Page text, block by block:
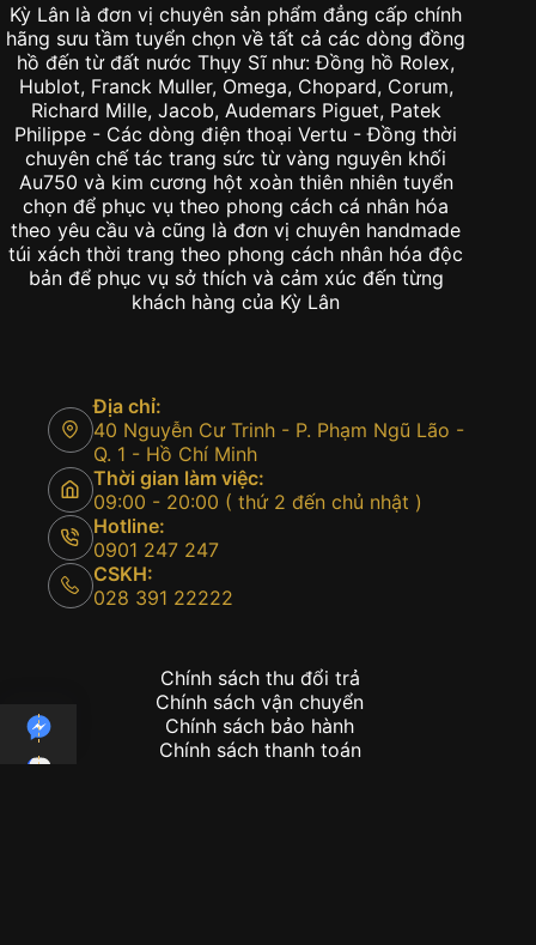
Kỳ Lân là đơn vị chuyên sản phẩm đẳng cấp chính
hãng sưu tầm tuyển chọn về tất cả các dòng đồng
hồ đến từ đất nước Thụy Sĩ như: Đồng hồ Rolex,
Hublot, Franck Muller, Omega, Chopard, Corum,
Richard Mille, Jacob, Audemars Piguet, Patek
Philippe - Các dòng điện thoại Vertu - Đồng thời
chuyên chế tác trang sức từ vàng nguyên khối
Au750 và kim cương hột xoàn thiên nhiên tuyển
chọn để phục vụ theo phong cách cá nhân hóa
theo yêu cầu và cũng là đơn vị chuyên handmade
túi xách thời trang theo phong cách nhân hóa độc
bản để phục vụ sở thích và cảm xúc đến từng
khách hàng của Kỳ Lân
Địa chỉ:
40 Nguyễn Cư Trinh - P. Phạm Ngũ Lão -
Q. 1 - Hồ Chí Minh
Thời gian làm việc:
09:00 - 20:00 ( thứ 2 đến chủ nhật )
Hotline:
0901 247 247
CSKH:
028 391 22222
Chính sách thu đổi trả
Chính sách vận chuyển
Chính sách bảo hành
Chính sách thanh toán